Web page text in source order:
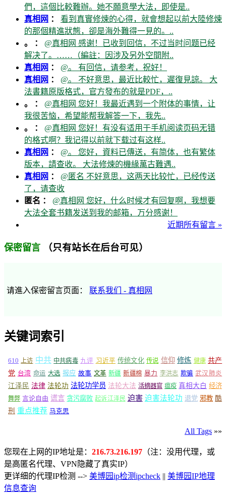
們，這個比較難辦。她不願意學大法，即使是..
真相网 ： 看到真實修煉的心得，就會想起以前大陸修煉
的那個精進狀態，卻是海外難得一見的。..
。 ： @真相网 感谢！已收到回信，不过当时问题已经
解决了。……（編註：因涉及另外空間附..
真相网 ： @。 有回信，请参考，祝好！
真相网 ： @。 不好意思，最近比較忙，遲復見諒。 大
法書籍原版格式，官方發布的就是PDF，..
。 ： @真相网 您好！我最近遇到一个附体的事情，让
我很苦恼，希望能帮我解答一下，我先..
。 ： @真相网 您好！有没有适用于手机阅读页码无错
的格式啊？我记得以前就下载过有这样..
真相网 ： @。 您好，資料已傳送，有简体，也有繁体
版本，請查收。 大法修煉的機緣萬古難遇..
真相网 ： @匿名 不好意思，这两天比较忙，已经传送
了，请查收
匿名 ： @真相网 您好，什么时候才有回复啊，我想要
大法全套书籍发送到我的邮箱，万分感谢！
近期所有留言 »
保密留言 （只有站长在后台可见）
请進入保密留言页面： 联系我们 - 真相网
关键词索引
610 上访 中共 中共病毒 九评 习近平 传统文化 传说 信仰 修炼 健康 共产
党 台湾 命运 大选 报应 故事 文革 新疆 新疆棉 暴力 李洪志 欺骗 武汉肺炎
江泽民 法律 法轮功 法轮功学员 法轮大法 活摘器官 瘟疫 真相大白 经济
舞弊 言论自由 谎言 贪污腐败 起诉江泽民 迫害 迫害法轮功 退党 邪教 酷
刑 重点推荐 马克思
All Tags »»
您现在上网的IP地址是： 216.73.216.197 （注：没用代理，或
是高匿名代理、VPN隐藏了真实IP）
更详细的代理IP检测 --> 美博园ip检测ipcheck || 美博园IP地理
信息查询